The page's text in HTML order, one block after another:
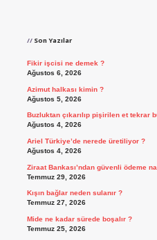
Son Yazılar
Fikir işcisi ne demek ?
Ağustos 6, 2026
Azimut halkası kimin ?
Ağustos 5, 2026
Buzluktan çıkarılıp pişirilen et tekrar
Ağustos 4, 2026
Ariel Türkiye’de nerede üretiliyor ?
Ağustos 4, 2026
Ziraat Bankası’ndan güvenli ödeme
Temmuz 29, 2026
Kışın bağlar neden sulanır ?
Temmuz 27, 2026
Mide ne kadar sürede boşalır ?
Temmuz 25, 2026